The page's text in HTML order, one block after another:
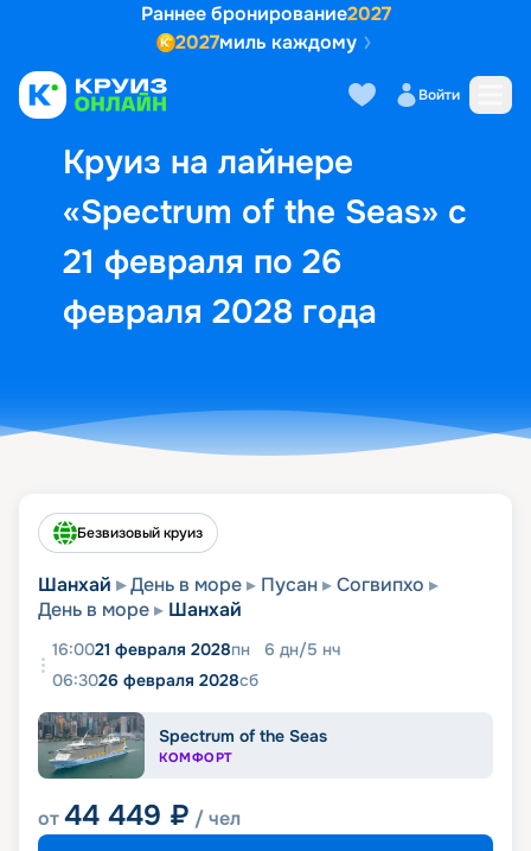
Раннее бронирование2027
2027миль каждому
Войти
Круиз на лайнере
«Spectrum of the Seas» с
21 февраля по 26
февраля 2028 года
Выбор кают Маршрут и
Безвизовый круиз
Шанхай День в море Пусан
Согвипхо
День в море
Шанхай
16:0021 февраля 2028пн 6 дн/5 нч
06:3026 февраля 2028сб
Spectrum of the Seas
КОМФОРТ
от44 449 ₽ / чел